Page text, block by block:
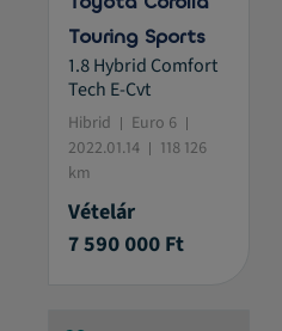
Touring Sports
1.8 Hybrid Comfort
Tech E-Cvt
Hibrid
Euro 6
2022.01.14
118 126
km
Vételár
7 590 000 Ft